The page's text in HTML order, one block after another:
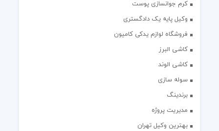
کرم جوانسازی پوست
وکیل پایه یک دادگستری
فروشگاه لوازم یدکی کامیون
کاشی البرز
کاشی الوند
سوله سازی
برندینگ
مدیریت پروژه
بهترین وکیل تهران